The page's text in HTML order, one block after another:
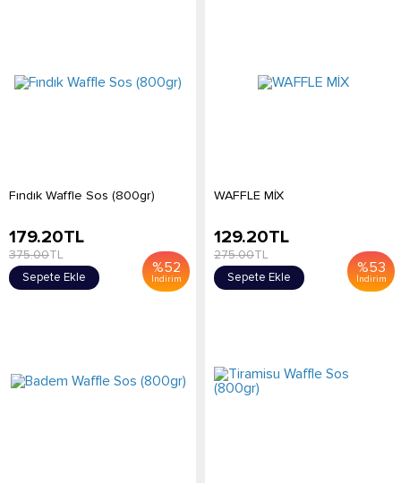
Fındık Waffle Sos (800gr)
%52
İndirim
179.20TL
375.00TL
Sepete Ekle
WAFFLE MİX
%53
İndirim
129.20TL
275.00TL
Sepete Ekle